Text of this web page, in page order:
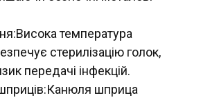
температура
стерилізацію голок,
передачі інфекцій.
шприца